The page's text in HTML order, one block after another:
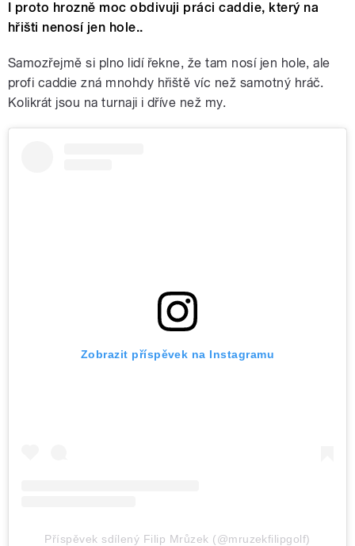
I proto hrozně moc obdivuji práci caddie, který na
hřišti nenosí jen hole..
Samozřejmě si plno lidí řekne, že tam nosí jen hole, ale
profi caddie zná mnohdy hřiště víc než samotný hráč.
Kolikrát jsou na turnaji i dříve než my.
Zobrazit příspěvek na Instagramu
Příspěvek sdílený Filip Mrůzek (@mruzekfilipgolf)